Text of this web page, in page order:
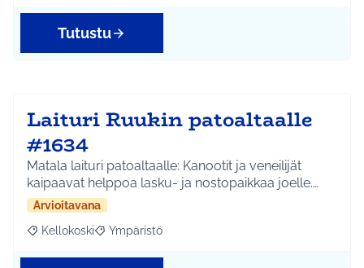
Tutustu
Laituri Ruukin patoaltaalle
#1634
Matala laituri patoaltaalle: Kanootit ja veneilijät
kaipaavat helppoa lasku- ja nostopaikkaa joelle.…
Arvioitavana
Rajaa tulokset aihepiirin mukaan: Kellokoski
Kellokoski Rajaa tulokset teeman mukaan: Ympäristö
Ympäristö